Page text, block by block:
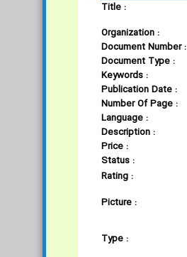
Title :
Organization :
Document Number :
Document Type :
Keywords :
Publication Date :
Number Of Page :
Language :
Description :
Price :
Status :
Rating :
Picture :
Type :